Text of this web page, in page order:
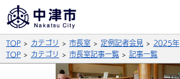
文字の大きさ
拡大 標準
サイト内検索
TOP カテゴリ 市長室 定例記者会見
2025年
TOP
カテゴリ 市長室記事一覧 記事一覧